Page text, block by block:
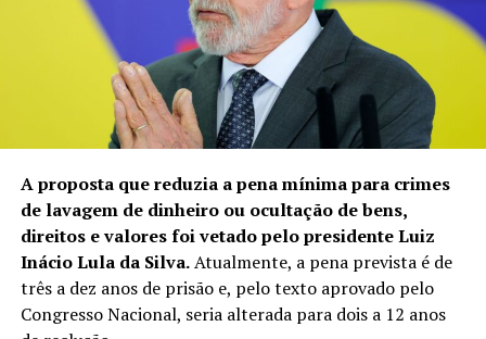
A proposta que reduzia a pena mínima para crimes
de lavagem de dinheiro ou ocultação de bens,
direitos e valores foi vetado pelo presidente Luiz
Inácio Lula da Silva.Atualmente, a pena prevista é de
três a dez anos de prisão e, pelo texto aprovado pelo
Congresso Nacional, seria alterada para dois a 12 anos